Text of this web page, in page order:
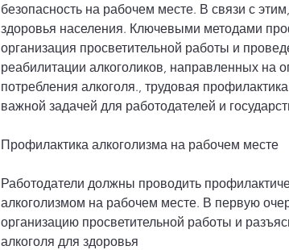
безопасность на рабочем месте. В связи с
здоровья населения. Ключевыми методами
организация просветительной работы и
реабилитации алкоголиков, направленных на
потребления алкоголя., трудовая
важной задачей для работодателей и
Профилактика алкоголизма на рабочем месте
Работодатели должны проводить
алкоголизмом на рабочем месте. В первую
организацию просветительной работы и
алкоголя для здоровья